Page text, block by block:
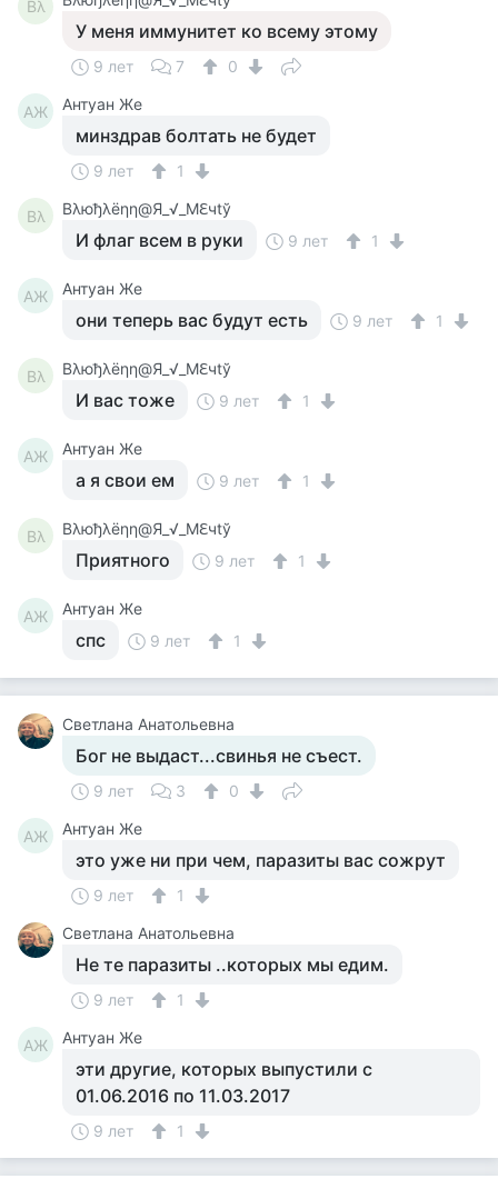
Βλ
У меня иммунитет ко всему этому
9 лет 7 0
АЖ Антуан Же
минздрав болтать не будет
9 лет 1
Βλ Βλюђλёηη@Я_√_Мℇчtў
И флаг всем в руки 9 лет 1
АЖ Антуан Же
они теперь вас будут есть 9 лет 1
Βλ Βλюђλёηη@Я_√_Мℇчtў
И вас тоже 9 лет 1
АЖ Антуан Же
а я свои ем 9 лет 1
Βλ Βλюђλёηη@Я_√_Мℇчtў
Приятного 9 лет 1
АЖ Антуан Же
спс 9 лет 1
Светлана Анатольевна
Бог не выдаст...свинья не съест.
9 лет 3 0
АЖ Антуан Же
это уже ни при чем, паразиты вас сожрут
9 лет
1
Светлана Анатольевна
Не те паразиты ..которых мы едим.
9 лет 1
АЖ Антуан Же
эти другие, которых выпустили с
01.06.2016 по 11.03.2017
9 лет 1